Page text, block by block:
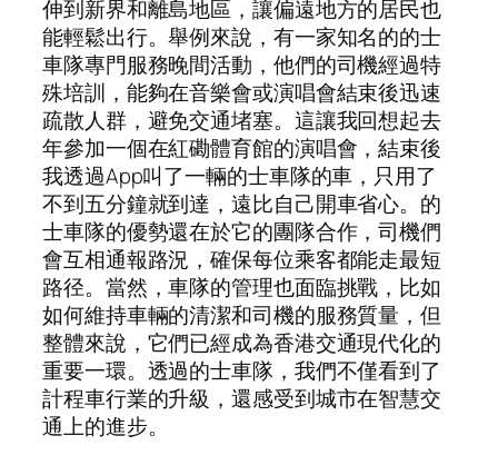
伸到新界和離島地區，讓偏遠地方的居民也
能輕鬆出行。舉例來說，有一家知名的的士
車隊專門服務晚間活動，他們的司機經過特
殊培訓，能夠在音樂會或演唱會結束後迅速
疏散人群，避免交通堵塞。這讓我回想起去
年參加一個在紅磡體育館的演唱會，結束後
我透過App叫了一輛的士車隊的車，只用了
不到五分鐘就到達，遠比自己開車省心。的
士車隊的優勢還在於它的團隊合作，司機們
會互相通報路況，確保每位乘客都能走最短
路径。當然，車隊的管理也面臨挑戰，比如
如何維持車輛的清潔和司機的服務質量，但
整體來說，它們已經成為香港交通現代化的
重要一環。透過的士車隊，我們不僅看到了
計程車行業的升級，還感受到城市在智慧交
通上的進步。